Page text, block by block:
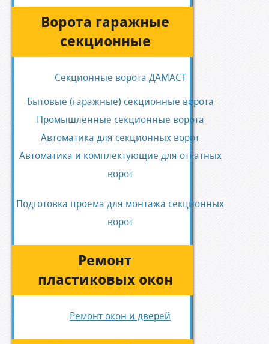
Ворота гаражные
секционные
Секционные ворота ДАМАСТ
Бытовые (гаражные) секционные ворота
Промышленные секционные ворота
Автоматика для секционных ворот
Автоматика и комплектующие для откатных
ворот
Подготовка проема для монтажа секционных
ворот
Ремонт
пластиковых окон
Ремонт окон и дверей